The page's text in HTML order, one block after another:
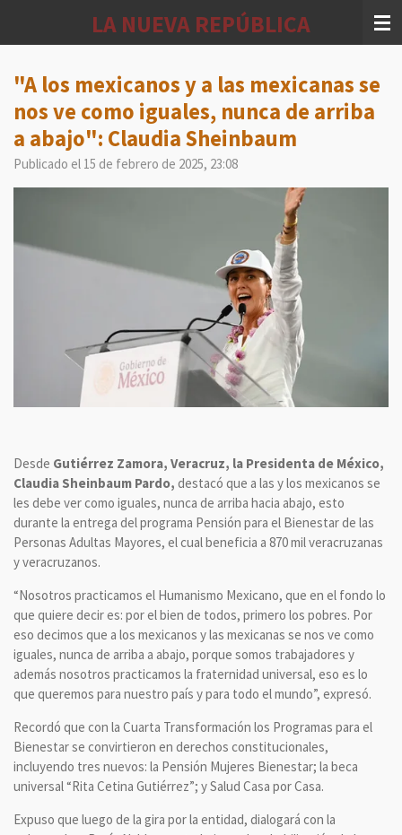
principal
LA NUEVA REPÚBLICA
"A los mexicanos y a las mexicanas se
nos ve como iguales, nunca de arriba
a abajo": Claudia Sheinbaum
Publicado el 15 de febrero de 2025, 23:08
Desde Gutiérrez Zamora, Veracruz, la Presidenta de México,
Claudia Sheinbaum Pardo, destacó que a las y los mexicanos se
les debe ver como iguales, nunca de arriba hacia abajo, esto
durante la entrega del programa Pensión para el Bienestar de las
Personas Adultas Mayores, el cual beneficia a 870 mil veracruzanas
y veracruzanos.
“Nosotros practicamos el Humanismo Mexicano, que en el fondo lo
que quiere decir es: por el bien de todos, primero los pobres. Por
eso decimos que a los mexicanos y las mexicanas se nos ve como
iguales, nunca de arriba a abajo, porque somos trabajadores y
además nosotros practicamos la fraternidad universal, eso es lo
que queremos para nuestro país y para todo el mundo”, expresó.
Recordó que con la Cuarta Transformación los Programas para el
Bienestar se convirtieron en derechos constitucionales,
incluyendo tres nuevos: la Pensión Mujeres Bienestar; la beca
universal “Rita Cetina Gutiérrez”; y Salud Casa por Casa.
Expuso que luego de la gira por la entidad, dialogará con la